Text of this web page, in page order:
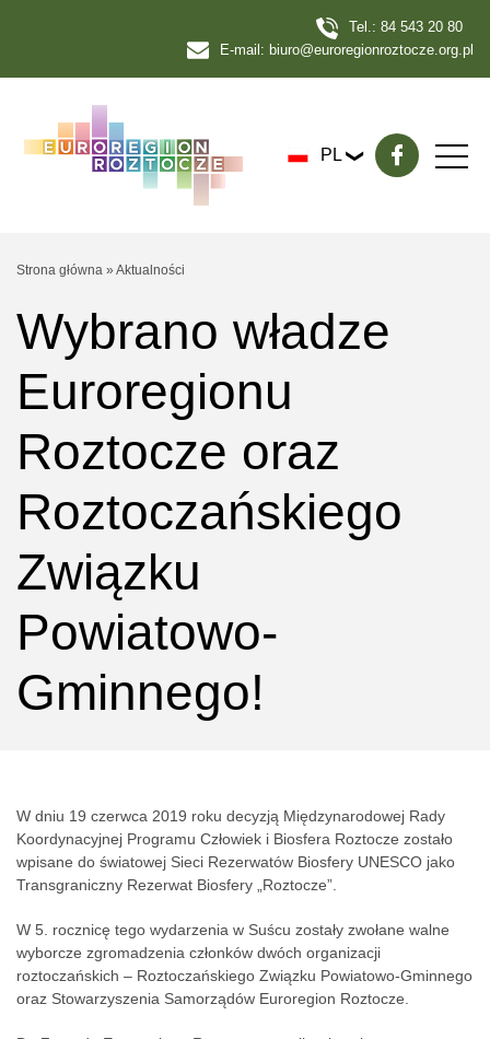
Tel.: 84 543 20 80
E-mail: biuro@euroregionroztocze.org.pl
PL
Strona główna » Aktualności
Wybrano władze
Euroregionu
Roztocze oraz
Roztoczańskiego
Związku
Powiatowo-
Gminnego!
W dniu 19 czerwca 2019 roku decyzją Międzynarodowej Rady
Koordynacyjnej Programu Człowiek i Biosfera Roztocze zostało
wpisane do światowej Sieci Rezerwatów Biosfery UNESCO jako
Transgraniczny Rezerwat Biosfery „Roztocze”.
W 5. rocznicę tego wydarzenia w Suścu zostały zwołane walne
wyborcze zgromadzenia członków dwóch organizacji
roztoczańskich – Roztoczańskiego Związku Powiatowo-Gminnego
oraz Stowarzyszenia Samorządów Euroregion Roztocze.